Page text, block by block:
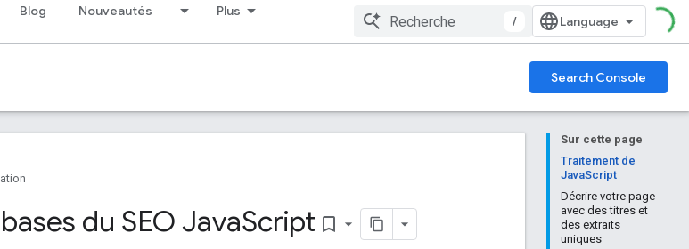
Blog Nouveautés Plus
/
Search Console
Sur cette page
Traitement de
JavaScript
Décrire votre page
avec des titres et
des extraits
uniques
du SEO JavaScript bookmark_border